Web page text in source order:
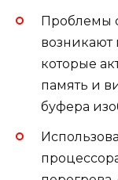
Проблемы
которые
память и
буфера